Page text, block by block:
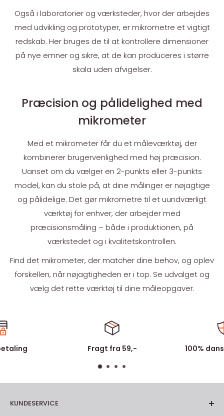
Også i laboratorier og værksteder, hvor der arbejdes
med udvikling og prototyper, er mikrometre et vigtigt
redskab. Her bruges de til at kontrollere dimensioner
på nye emner og sikre, at de kan produceres i større
skala uden afvigelser.
Præcision og pålidelighed med
mikrometer
Med et mikrometer får du et måleværktøj, der
kombinerer brugervenlighed med høj præcision.
Uanset om du vælger en 2-punkts eller 3-punkts
model, kan du stole på, at dine målinger er nøjagtige
og pålidelige. Det gør mikrometre til et uundværligt
værktøj for enhver, der arbejder med
præcisionsmåling – både i produktionen, på
værkstedet og i kvalitetskontrollen.
Find det mikrometer, der matcher dine behov, og oplev
forskellen, når nøjagtigheden er i top. Se udvalget og
vælg det rette værktøj til dine måleopgaver.
Fragt fra 59,- 100%
KUNDESERVICE